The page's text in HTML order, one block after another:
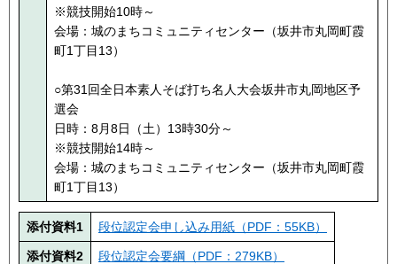
※競技開始10時～
会場：城のまちコミュニティセンター（坂井市丸岡町霞
町1丁目13）
○第31回全日本素人そば打ち名人大会坂井市丸岡地区予
選会
日時：8月8日（土）13時30分～
※競技開始14時～
会場：城のまちコミュニティセンター（坂井市丸岡町霞
町1丁目13）
添付資料1 段位認定会申し込み用紙（PDF：55KB）
添付資料2 段位認定会要綱（PDF：279KB）